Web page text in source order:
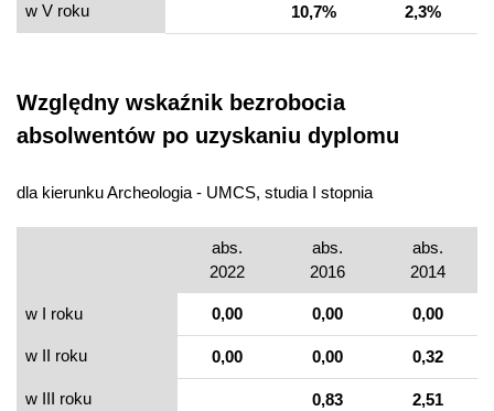
w V roku 10,7% 2,3%
Względny wskaźnik bezrobocia
absolwentów po uzyskaniu dyplomu
dla kierunku Archeologia - UMCS, studia I stopnia
abs.
2022
abs.
2016
abs.
2014
w I roku 0,00 0,00 0,00
w II roku 0,00 0,00 0,32
w III roku 0,83 2,51